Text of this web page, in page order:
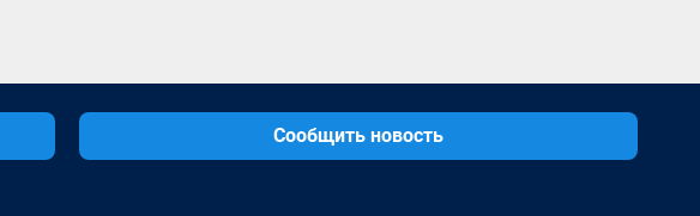
Сообщить новость